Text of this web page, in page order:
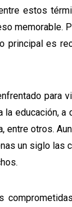
estos
memorable.
principal es
para
educación, a
otros.
un siglo las